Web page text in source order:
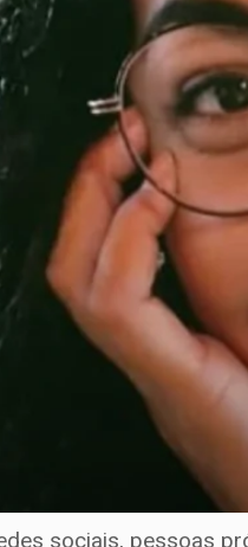
sociais, pessoas